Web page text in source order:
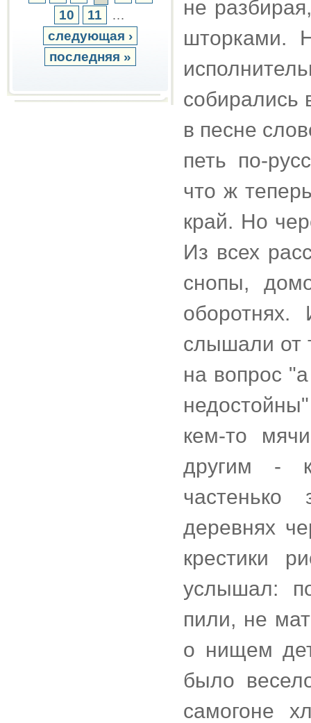
10
11
…
следующая ›
последняя »
не
шторками.
собирались
в песне
петь по-
что ж
край. Но
Из всех
снопы,
слышали от
на вопрос
кем-то
другим -
деревнях
крестики
услышал:
пили, не
о нищем
было
самогоне